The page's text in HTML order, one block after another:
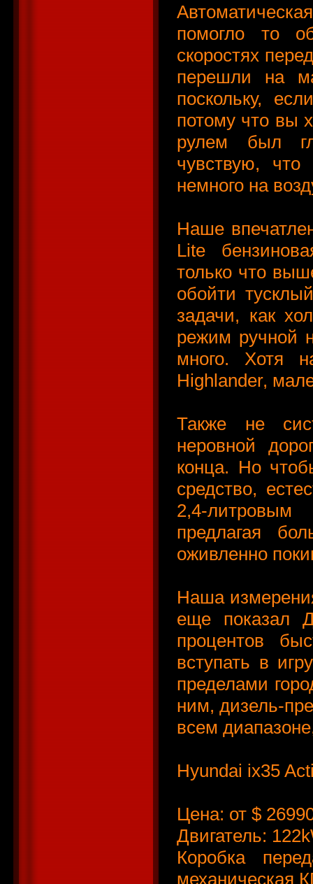
помогло то
скоростях
перешли на
поскольку,
потому что вы
рулем был
чувствую,
немного на
Наше
Lite
только что
обойти
задачи, как
режим ручной
много. Хотя
Highlander,
Также не
неровной
конца. Но
средство,
2,4-
предлагая
оживленно
Наша
еще показал
процентов
вступать в
пределами
ним, дизель-
всем
Hyundai ix35
Цена: от $
Двигатель:
Коробка
механическая